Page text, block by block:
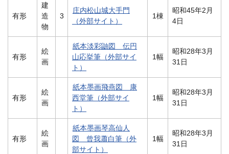
有形
建
造
物
3
庄内松山城大手門
（外部サイト）
1棟
昭和45年2月
4日
有形
絵
画
紙本淡彩鼬図 伝円
山応挙筆（外部サイ
ト）
1幅
昭和28年3月
31日
有形
絵
画
紙本墨画飛燕図 康
西堂筆（外部サイ
ト）
1幅
昭和28年3月
31日
有形
絵
画
紙本墨画琴高仙人
図 曾我蕭白筆（外
部サイト）
1幅
昭和28年3月
31日